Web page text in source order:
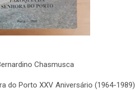
Chasmusca
do Porto XXV Aniversário (1964-1989)